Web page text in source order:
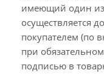
имеющий один из
осуществляется
покупателем (по
при
подписью в